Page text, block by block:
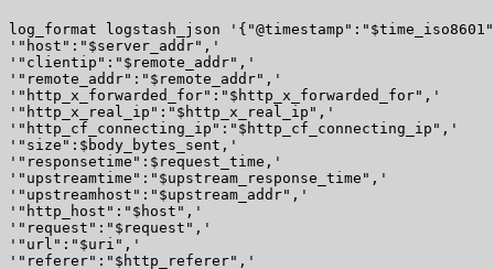
log_format logstash_json
'"host":"$server_addr",'
'"clientip":"$remote_addr",'
'"remote_addr":"$remote_addr",'
'"http_x_forwarded_for":"$http_x_forwarded_for",'
'"http_x_real_ip":"$http_x_real_ip",'
'"http_cf_connecting_ip":"$http_cf_connecting_ip",'
'"size":$body_bytes_sent,'
'"responsetime":$request_time,'
'"upstreamtime":"$upstream_response_time",'
'"upstreamhost":"$upstream_addr",'
'"http_host":"$host",'
'"request":"$request",'
'"url":"$uri",'
'"referer":"$http_referer",'